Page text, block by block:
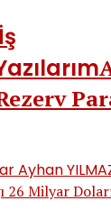
İş
Ayhan